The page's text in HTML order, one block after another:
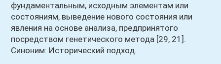
фундаментальным, исходным элементам или
состояниям, выведение нового состояния или
явления на основе анализа, предпринятого
посредством генетического метода [29, 21].
Синоним: Исторический подход.